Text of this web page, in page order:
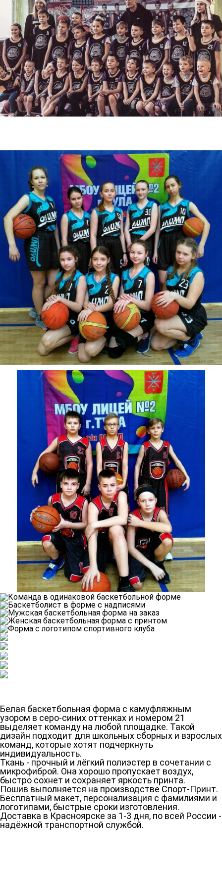
Белая баскетбольная форма с камуфляжным
узором в серо-синих оттенках и номером 21
выделяет команду на любой площадке. Такой
дизайн подходит для школьных сборных и взрослых
команд, которые хотят подчеркнуть
индивидуальность.
Ткань - прочный и лёгкий полиэстер в сочетании с
микрофиброй. Она хорошо пропускает воздух,
быстро сохнет и сохраняет яркость принта.
Пошив выполняется на производстве Спорт-Принт.
Бесплатный макет, персонализация с фамилиями и
логотипами, быстрые сроки изготовления.
Доставка в Красноярске за 1-3 дня, по всей России -
надёжной транспортной службой.